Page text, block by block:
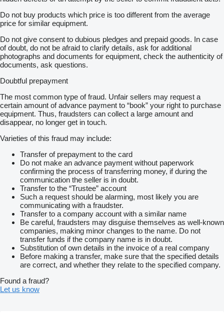
• Lautsprecheranlage 100 W mit Durchsageeinheit
• Rückfahrkamera
• umfassende LED-Beleuchtung in allen Mannschafts- und
Geräteräumen
• LED-Umfeldbeleuchtung am Aufbau und Zusatzscheinwerfer
• pneumatischer LED-Lichtmast mit Fernsteuerung
• Hygieneboard auf Wunsch
Gern unterbreiten wir Ihnen ein konkretes Angebot und stellen
Ihnen das Fahrzeug ausführlich vor.
Hinweis: Alle Angaben nach bestem Wissen und Gewissen,
ohne Gewähr für Vollständigkeit und Richtigkeit. Abbildungen
können Sonderausstattungen zeigen. Dies stellt kein Angebot,
sondern eine Information dar. Zwischenverkauf vorbehalten!
Do not buy products which price is too different from the average
price for similar equipment.
Do not give consent to dubious pledges and prepaid goods. In case
of doubt, do not be afraid to clarify details, ask for additional
photographs and documents for equipment, check the authenticity of
documents, ask questions.
Doubtful prepayment
The most common type of fraud. Unfair sellers may request a
certain amount of advance payment to “book” your right to purchase
equipment. Thus, fraudsters can collect a large amount and
disappear, no longer get in touch.
Varieties of this fraud may include:
Transfer of prepayment to the card
Do not make an advance payment without paperwork
confirming the process of transferring money, if during the
communication the seller is in doubt.
Transfer to the “Trustee” account
Such a request should be alarming, most likely you are
communicating with a fraudster.
Transfer to a company account with a similar name
Be careful, fraudsters may disguise themselves as well-known
companies, making minor changes to the name. Do not
transfer funds if the company name is in doubt.
Substitution of own details in the invoice of a real company
Before making a transfer, make sure that the specified details
are correct, and whether they relate to the specified company.
Found a fraud?
Let us know